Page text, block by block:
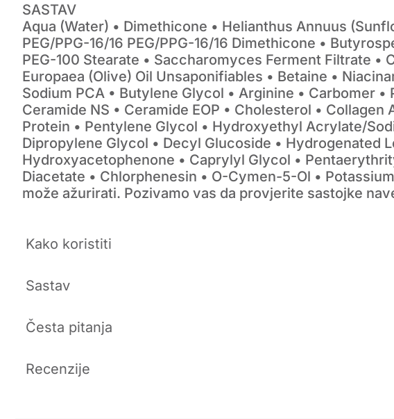
SASTAV
Aqua (Water) • Dimethicone • Helianthus Annuus
PEG/​PPG-16/​16 PEG/​PPG-16/​16 Dimethicone •
PEG-100 Stearate • Saccharomyces Ferment Filtrate •
Europaea (Olive) Oil Unsaponifiables • Betaine •
Sodium PCA • Butylene Glycol • Arginine • Carbomer
Ceramide NS • Ceramide EOP • Cholesterol •
Protein • Pentylene Glycol • Hydroxyethyl Acrylate/​
Dipropylene Glycol • Decyl Glucoside • Hydrogenated
Hydroxyacetophenone • Caprylyl Glycol •
Diacetate • Chlorphenesin • O-Cymen-5-Ol •
može ažurirati. Pozivamo vas da provjerite sastojke
Kako koristiti
Sastav
Česta pitanja
Recenzije